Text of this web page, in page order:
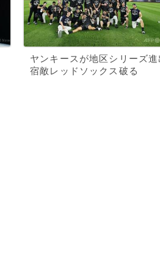
ヤンキースが地区シリーズ進
宿敵レッドソックス破る